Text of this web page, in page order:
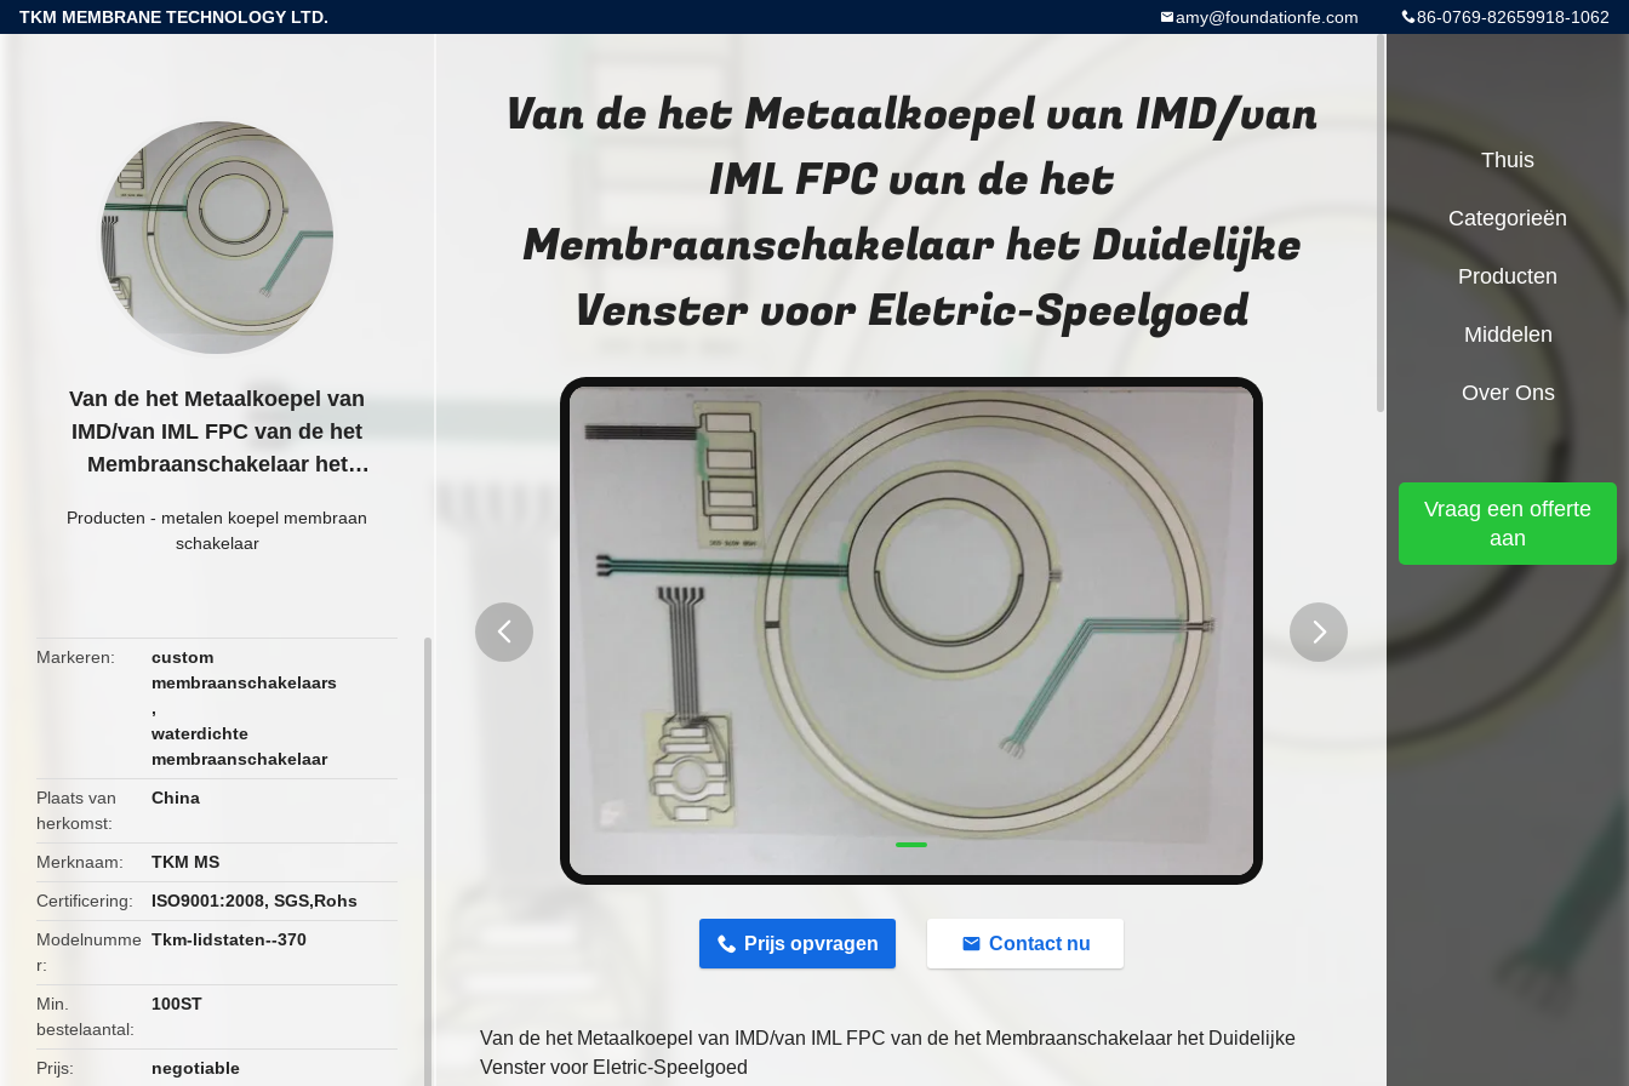
TKM MEMBRANE TECHNOLOGY LTD. 86-0769-82659918-1062
amy@foundationfe.com
Van de het Metaalkoepel van
IMD/van IML FPC van de het
Membraanschakelaar het
Speelgoed
Producten - metalen koepel membraan
schakelaar
Markeren
custom
membraanschakelaars
,
waterdichte
membraanschakelaar
Plaats van
herkomst
China
Merknaam
TKM MS
Certificering
ISO9001:2008, SGS,Rohs
Modelnumme
r
Tkm-lidstaten--370
Min.
bestelaantal
100ST
Prijs negotiable
Van de het Metaalkoepel van IMD/van
IML FPC van de het
Membraanschakelaar het Duidelijke
Venster voor Eletric-Speelgoed
Prijs opvragen Contact nu
Van de het Metaalkoepel van IMD/van IML FPC van de het Membraanschakelaar het Duidelijke
Venster voor Eletric-Speelgoed
Thuis
Categorieën
Producten
Middelen
Over Ons
Vraag een offerte
aan